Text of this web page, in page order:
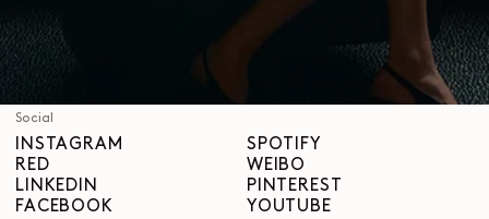
FAQ
RÜCKGABEANFRAGE
WIDERRUFSRECHT
Social
INSTAGRAM
RED
LINKEDIN
FACEBOOK
SPOTIFY
WEIBO
PINTEREST
YOUTUBE